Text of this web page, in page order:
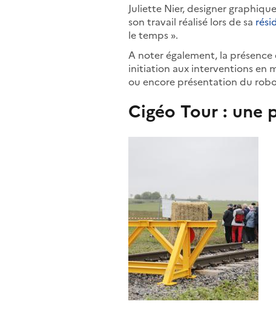
Juliette Nier, designer
son travail réalisé lors de sa
le temps ».
A noter également, la
initiation aux interventions en
ou encore présentation du
Cigéo Tour : une